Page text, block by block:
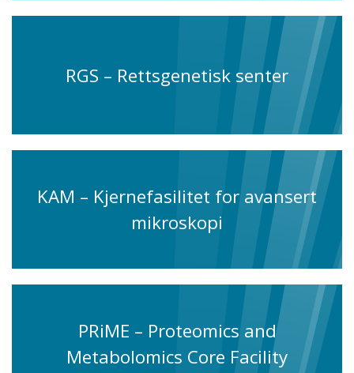
RGS – Rettsgenetisk senter
KAM – Kjernefasilitet for avansert
mikroskopi
PRiME – Proteomics and
Metabolomics Core Facility